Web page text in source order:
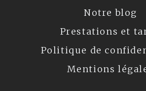
Notre blog
Prestations et
Politique de
Mentions